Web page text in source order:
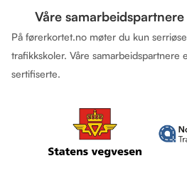
Våre
På førerkortet.no møter du kun
trafikkskoler. Våre samarbeidspartnere
sertifiserte.